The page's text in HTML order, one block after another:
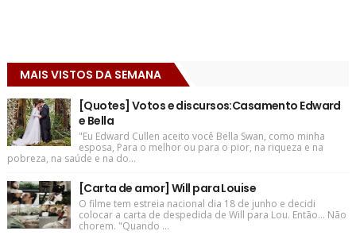
MAIS VISTOS DA SEMANA
[Quotes] Votos e discursos:Casamento Edward
e Bella
"Eu Edward Cullen aceito você Bella Swan, como minha
esposa, Para o melhor ou para o pior, na riqueza e na
pobreza, na saúde e na do...
[Carta de amor] Will para Louise
O filme tem estreia nacional dia 18 de junho e decidi
colocar a carta de despedida de Will para Lou. Então... Não
chorem. "Quando ...